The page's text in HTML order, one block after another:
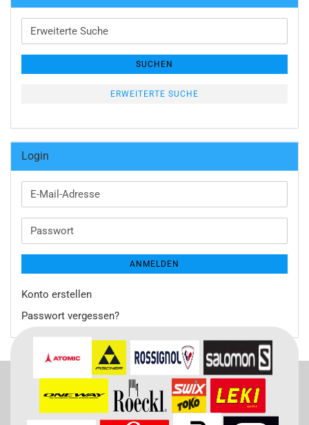
Erweiterte
Suche
SUCHEN
ERWEITERTE SUCHE
Login
E-
Mail-
Passwort
ANMELDEN
Konto erstellen
Passwort vergessen?